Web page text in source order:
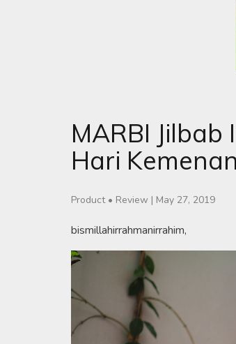
MARBI
Hari
Product• Review | May 27, 2019
bismillahirrahmanirrahim,